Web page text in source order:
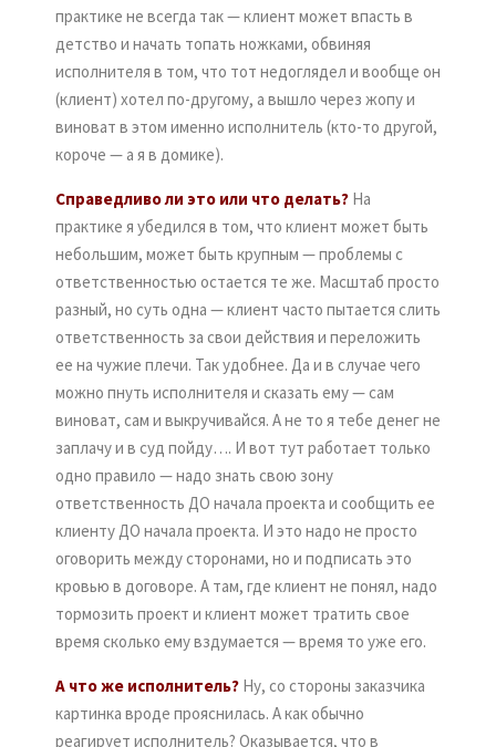
практике не всегда так — клиент может впасть в
детство и начать топать ножками, обвиняя
исполнителя в том, что тот недоглядел и вообще он
(клиент) хотел по-другому, а вышло через жопу и
виноват в этом именно исполнитель (кто-то другой,
короче — а я в домике).
Справедливо ли это или что делать? На
практике я убедился в том, что клиент может быть
небольшим, может быть крупным — проблемы с
ответственностью остается те же. Масштаб просто
разный, но суть одна — клиент часто пытается слить
ответственность за свои действия и переложить
ее на чужие плечи. Так удобнее. Да и в случае чего
можно пнуть исполнителя и сказать ему — сам
виноват, сам и выкручивайся. А не то я тебе денег не
заплачу и в суд пойду…. И вот тут работает только
одно правило — надо знать свою зону
ответственность ДО начала проекта и сообщить ее
клиенту ДО начала проекта. И это надо не просто
оговорить между сторонами, но и подписать это
кровью в договоре. А там, где клиент не понял, надо
тормозить проект и клиент может тратить свое
время сколько ему вздумается — время то уже его.
А что же исполнитель? Ну, со стороны заказчика
картинка вроде прояснилась. А как обычно
реагирует исполнитель? Оказывается, что в